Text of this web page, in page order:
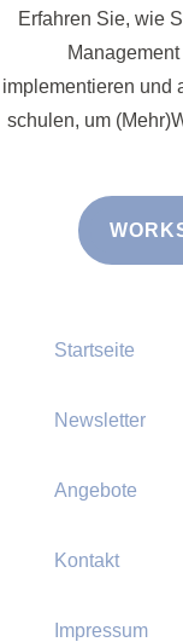
Erfahren Sie, wie
implementieren und
schulen, um
Startseite
Newsletter
Angebote
Kontakt
Impressum